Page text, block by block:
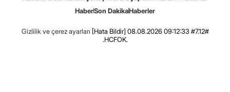
HaberSon DakikaHaberler
Gizlilik ve çerez ayarları [Hata Bildir] 08.08.2026 09:12:33 #7.12#
.HCFOK.